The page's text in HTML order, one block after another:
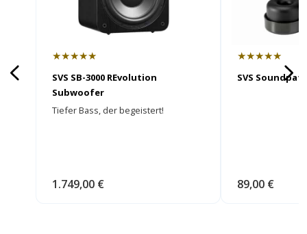
★★★★★
SVS SB-3000 REvolution
Subwoofer
Tiefer Bass, der begeistert!
1.749,00 €
★★★★★
SVS
89,00 €